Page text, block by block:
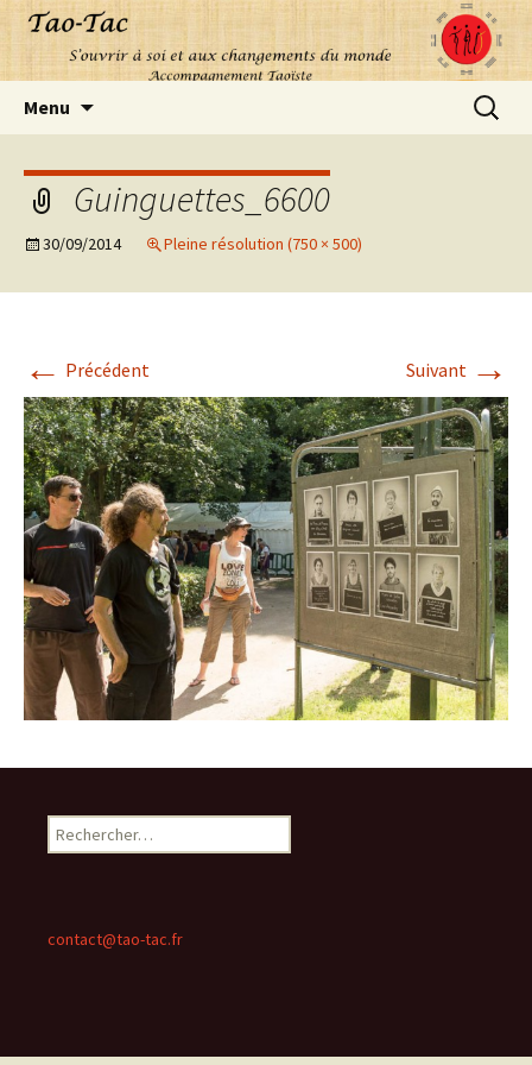
Menu
Guinguettes_6600
30/09/2014 Pleine résolution (750 × 500)
← Précédent Suivant →
Rechercher :
contact@tao-tac.fr